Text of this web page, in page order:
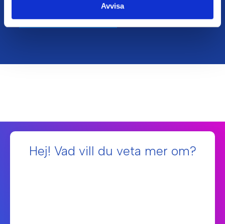
Avvisa
Vårt hållbarhetsarbete
Hej! Vad vill du veta mer om?